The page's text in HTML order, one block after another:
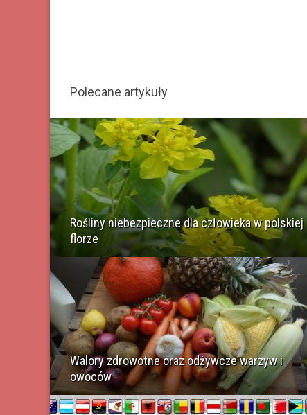
Polecane artykuły
Rośliny niebezpieczne dla człowieka w polskiej
florze
Walory zdrowotne oraz odżywcze warzyw i
owoców